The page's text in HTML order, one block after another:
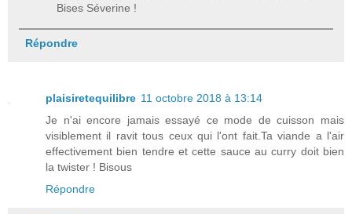
Bises Séverine !
Répondre
plaisiretequilibre 11 octobre 2018 à 13:14
Je n'ai encore jamais essayé ce mode de cuisson mais
visiblement il ravit tous ceux qui l'ont fait.Ta viande a l'air
effectivement bien tendre et cette sauce au curry doit bien
la twister ! Bisous
Répondre